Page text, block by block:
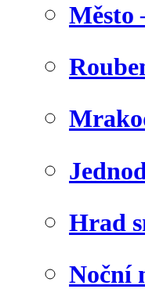
Město
Hrad
Noční